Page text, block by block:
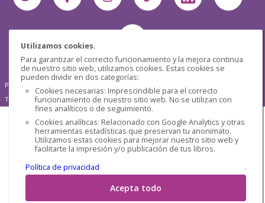
Utilizamos cookies.
Para garantizar el correcto funcionamiento y la mejora continua
de nuestro sitio web, utilizamos cookies. Estas cookies se
pueden dividir en dos categorías:
Cookies necesarias: Imprescindible para el correcto
funcionamiento de nuestro sitio web. No se utilizan con
fines analíticos o de seguimiento.
Cookies analíticas: Relacionado con Google Analytics y otras
herramientas estadísticas que preservan tu anonimato.
Utilizamos estas cookies para mejorar nuestro sitio web y
facilitarte la impresión y/o publicación de tus libros.
Política de privacidad
.
Acepta todo
Pensática Lda., Número de Identificação Fiscal 517215560
Travessa de São Pedro, n° 8 - Lisboa - Portugal 1200-432